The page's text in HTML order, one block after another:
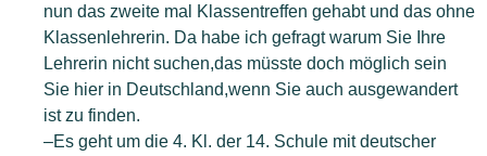
nun das zweite mal Klassentreffen gehabt und das ohne
Klassenlehrerin. Da habe ich gefragt warum Sie Ihre
Lehrerin nicht suchen,das müsste doch möglich sein
Sie hier in Deutschland,wenn Sie auch ausgewandert
ist zu finden.
–Es geht um die 4. Kl. der 14. Schule mit deutscher